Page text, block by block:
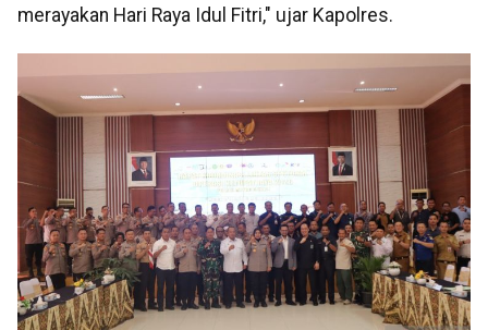
merayakan Hari Raya Idul Fitri," ujar Kapolres.